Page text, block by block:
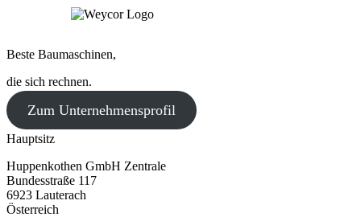
Beste Baumaschinen,
die sich rechnen.
Zum Unternehmensprofil
Hauptsitz
Huppenkothen GmbH Zentrale
Bundesstraße 117
6923 Lauterach
Österreich